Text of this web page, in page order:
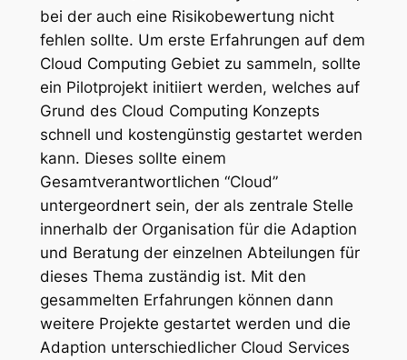
bei der auch eine Risikobewertung nicht
fehlen sollte. Um erste Erfahrungen auf dem
Cloud Computing Gebiet zu sammeln, sollte
ein Pilotprojekt initiiert werden, welches auf
Grund des Cloud Computing Konzepts
schnell und kostengünstig gestartet werden
kann. Dieses sollte einem
Gesamtverantwortlichen “Cloud”
untergeordnert sein, der als zentrale Stelle
innerhalb der Organisation für die Adaption
und Beratung der einzelnen Abteilungen für
dieses Thema zuständig ist. Mit den
gesammelten Erfahrungen können dann
weitere Projekte gestartet werden und die
Adaption unterschiedlicher Cloud Services